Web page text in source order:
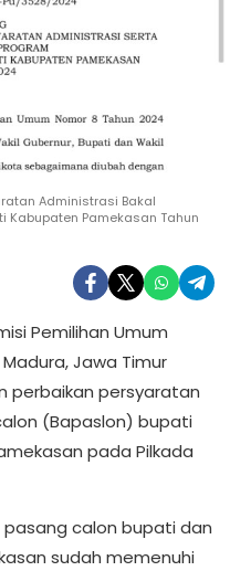
Administrasi Bakal
Kabupaten Pamekasan Tahun
Pemilihan Umum
Jawa Timur
perbaikan persyaratan
(Bapaslon) bupati
pada Pilkada
calon bupati dan
sudah memenuhi